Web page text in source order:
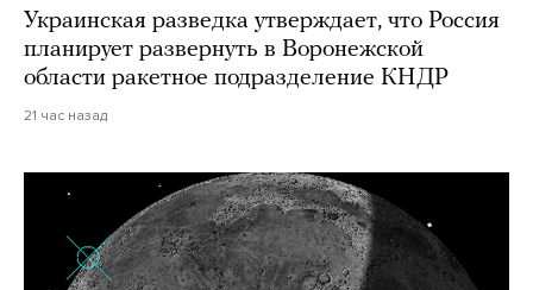
Украинская разведка утверждает, что Россия
планирует развернуть в Воронежской
области ракетное подразделение КНДР
21 час назад